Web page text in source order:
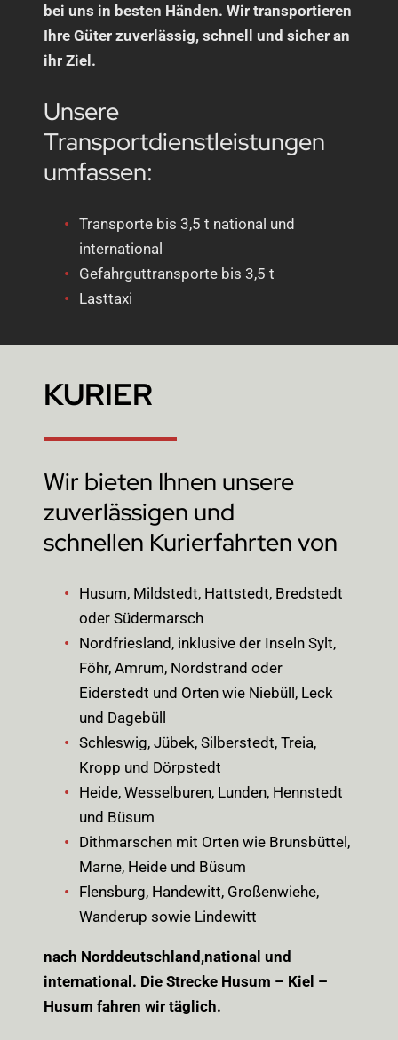
bei uns in besten Händen. Wir transportieren
Ihre Güter zuverlässig, schnell und sicher an
ihr Ziel.
Unsere
Transportdienstleistungen
umfassen:
Transporte bis 3,5 t national und
international
Gefahrguttransporte bis 3,5 t
Lasttaxi
KURIER
Wir bieten Ihnen unsere
zuverlässigen und
schnellen Kurierfahrten von
Husum, Mildstedt, Hattstedt, Bredstedt
oder Südermarsch
Nordfriesland, inklusive der Inseln Sylt,
Föhr, Amrum, Nordstrand oder
Eiderstedt und Orten wie Niebüll, Leck
und Dagebüll
Schleswig, Jübek, Silberstedt, Treia,
Kropp und Dörpstedt
Heide, Wesselburen, Lunden, Hennstedt
und Büsum
Dithmarschen mit Orten wie Brunsbüttel,
Marne, Heide und Büsum
Flensburg, Handewitt, Großenwiehe,
Wanderup sowie Lindewitt
nach Norddeutschland,national und
international. Die Strecke Husum – Kiel –
Husum fahren wir täglich.